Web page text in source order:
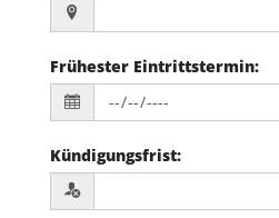
Frühester Eintrittstermin:
Kündigungsfrist: